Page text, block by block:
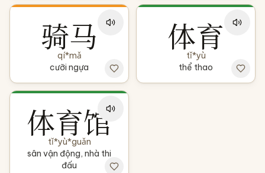
骑马
qí*mǎ
cưỡi ngựa
体育
tǐ*yù
thể thao
体育馆
tǐ*yù*guǎn
sân vận động, nhà thi
đấu